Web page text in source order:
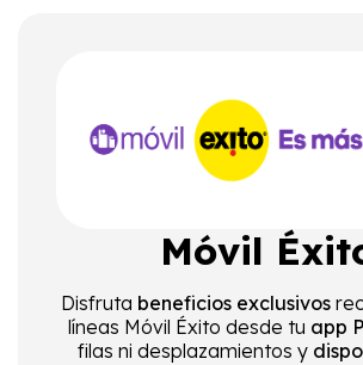
Móvil
Disfruta beneficios exclusivos
líneas Móvil Éxito desde tu app
filas ni desplazamientos y